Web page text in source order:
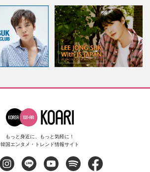
もっと身近に、もっと気軽に！
韓国エンタメ・トレンド情報サイト